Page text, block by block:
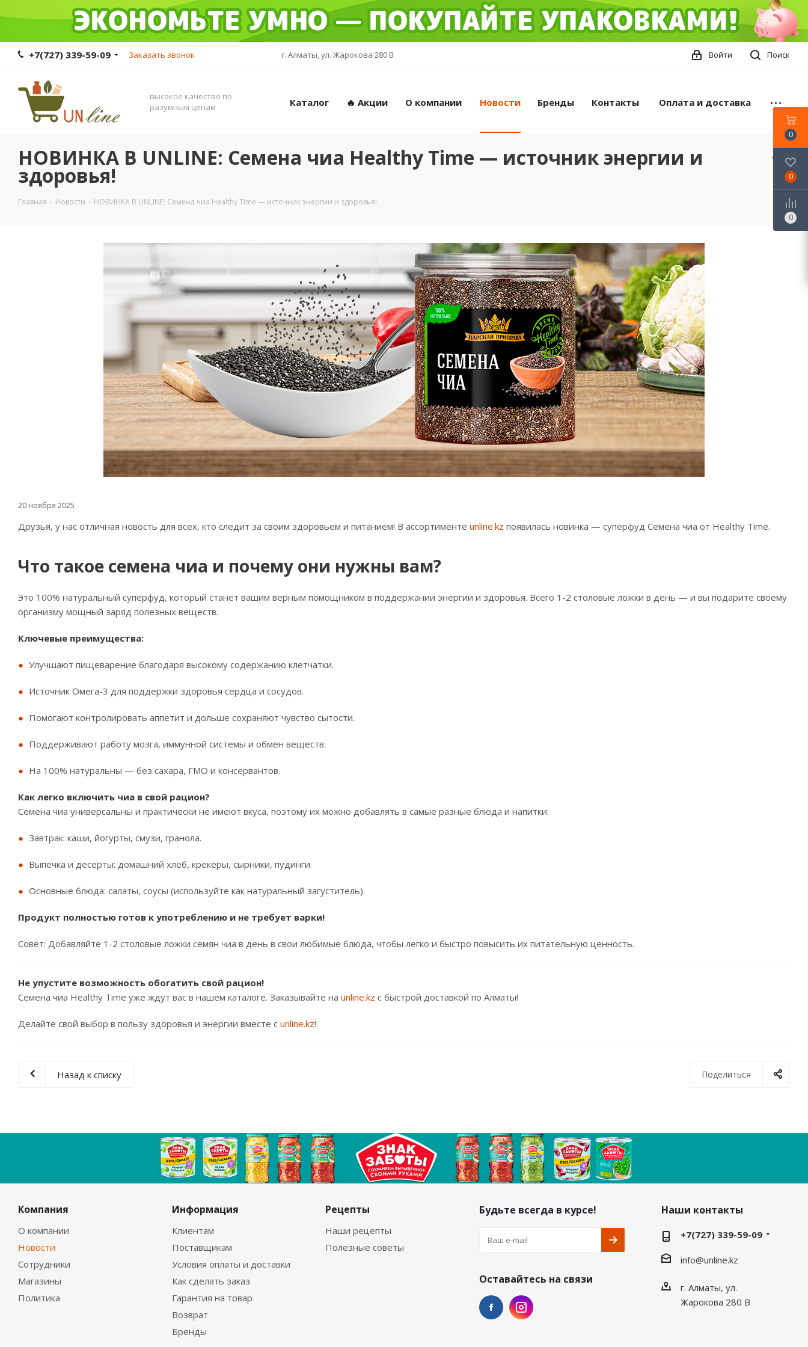
+7(727) 339-59-09 Заказать звонок г. Алматы, ул. Жарокова 280 В Поиск
Войти
высокое качество по
разумным ценам
Каталог 🔥 Акции О компании Новости Бренды Контакты Оплата и доставка
НОВИНКА В UNLINE: Семена чиа Healthy Time — источник энергии и
здоровья!
Главная - Новости - НОВИНКА В UNLINE: Семена чиа Healthy Time — источник энергии и здоровья!
20 ноября 2025
Друзья, у нас отличная новость для всех, кто следит за своим здоровьем и питанием! В ассортименте unline.kz появилась новинка — суперфуд Семена чиа от Healthy Time.
Что такое семена чиа и почему они нужны вам?
Это 100% натуральный суперфуд, который станет вашим верным помощником в поддержании энергии и здоровья. Всего 1-2 столовые ложки в день — и вы подарите своему
организму мощный заряд полезных веществ.
Ключевые преимущества:
Улучшают пищеварение благодаря высокому содержанию клетчатки.
Источник Омега-3 для поддержки здоровья сердца и сосудов.
Помогают контролировать аппетит и дольше сохраняют чувство сытости.
Поддерживают работу мозга, иммунной системы и обмен веществ.
На 100% натуральны — без сахара, ГМО и консервантов.
Как легко включить чиа в свой рацион?
Семена чиа универсальны и практически не имеют вкуса, поэтому их можно добавлять в самые разные блюда и напитки:
Завтрак: каши, йогурты, смузи, гранола.
Выпечка и десерты: домашний хлеб, крекеры, сырники, пудинги.
Основные блюда: салаты, соусы (используйте как натуральный загуститель).
Продукт полностью готов к употреблению и не требует варки!
Совет: Добавляйте 1-2 столовые ложки семян чиа в день в свои любимые блюда, чтобы легко и быстро повысить их питательную ценность.
Не упустите возможность обогатить свой рацион!
Семена чиа Healthy Time уже ждут вас в нашем каталоге. Заказывайте на unline.kz с быстрой доставкой по Алматы!
Делайте свой выбор в пользу здоровья и энергии вместе с unline.kz!
Поделиться
Назад к списку
Компания
О компании
Новости
Сотрудники
Магазины
Политика
Информация
Клиентам
Поставщикам
Условия оплаты и доставки
Как сделать заказ
Гарантия на товар
Возврат
Бренды
Рецепты
Наши рецепты
Полезные советы
Будьте всегда в курсе!
Оставайтесь на связи
Наши контакты
+7(727) 339-59-09
info@unline.kz
г. Алматы, ул.
Жарокова 280 В
0
0
0